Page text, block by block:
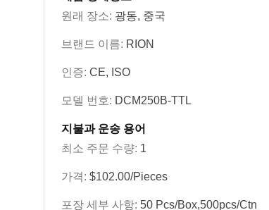
원래 장소: 광동, 중국
브랜드 이름: RION
인증: CE, ISO
모델 번호: DCM250B-TTL
지불과 운송 용어
최소 주문 수량: 1
가격: $102.00/Pieces
포장 세부 사항: 50 Pcs/box,500pcs/ctn